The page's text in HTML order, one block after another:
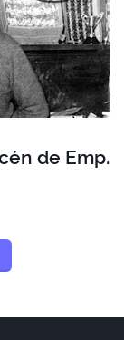
de Emp.